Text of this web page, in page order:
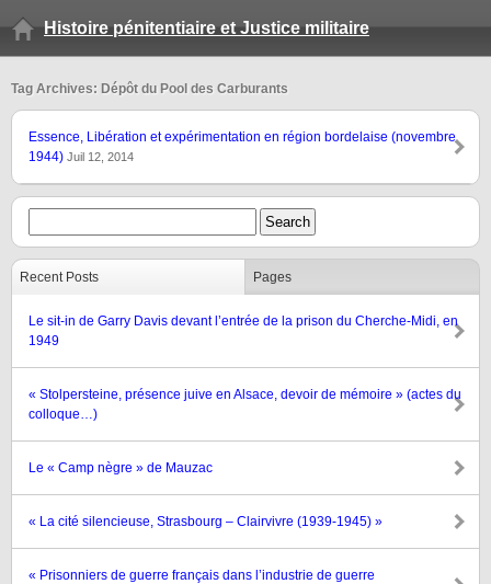
Histoire pénitentiaire et Justice militaire
Tag Archives: Dépôt du Pool des Carburants
Essence, Libération et expérimentation en région bordelaise (novembre
1944) Juil 12, 2014
Recent Posts Pages
Le sit-in de Garry Davis devant l’entrée de la prison du Cherche-Midi, en
1949
« Stolpersteine, présence juive en Alsace, devoir de mémoire » (actes du
colloque…)
Le « Camp nègre » de Mauzac
« La cité silencieuse, Strasbourg – Clairvivre (1939-1945) »
« Prisonniers de guerre français dans l’industrie de guerre